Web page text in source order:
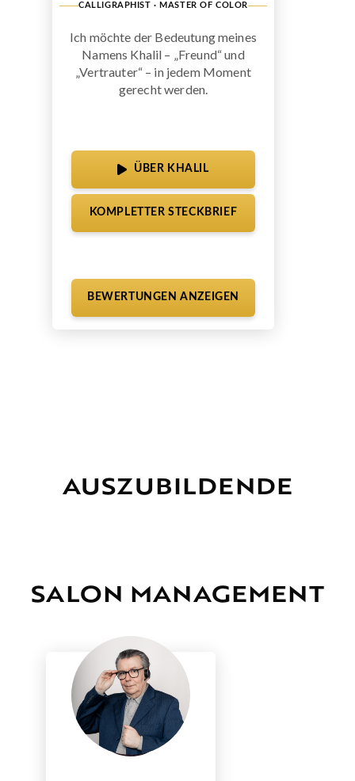
CALLIGRAPHIST · MASTER OF COLOR
Ich möchte der Bedeutung meines
Namens Khalil – „Freund“ und
„Vertrauter“ – in jedem Moment
gerecht werden.
ÜBER KHALIL
KOMPLETTER STECKBRIEF
BEWERTUNGEN ANZEIGEN
AUSZUBILDENDE
SALON MANAGEMENT